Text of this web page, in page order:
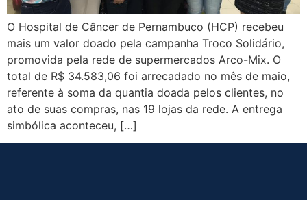
O Hospital de Câncer de Pernambuco (HCP) recebeu
mais um valor doado pela campanha Troco Solidário,
promovida pela rede de supermercados Arco-Mix. O
total de R$ 34.583,06 foi arrecadado no mês de maio,
referente à soma da quantia doada pelos clientes, no
ato de suas compras, nas 19 lojas da rede. A entrega
simbólica aconteceu, […]